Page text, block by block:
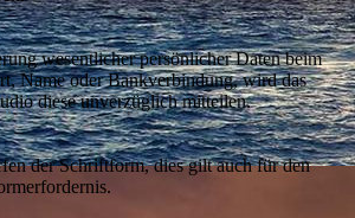
wesentlicher persönlicher Daten beim
Name oder Bankverbindung, wird das
diese unverzüglich mitteilen.
der Schriftform, dies gilt auch für den